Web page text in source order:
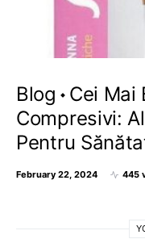
Blog
Cei Mai
Compresivi:
Pentru
February 22, 2024 445